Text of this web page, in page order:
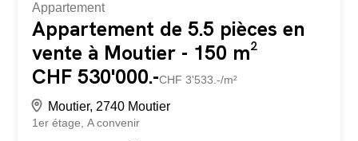
Appartement
Appartement de 5.5 pièces en
vente à Moutier - 150 m²
CHF 530'000.-CHF 3'533.-/m²
Moutier, 2740 Moutier
1er étage A convenir